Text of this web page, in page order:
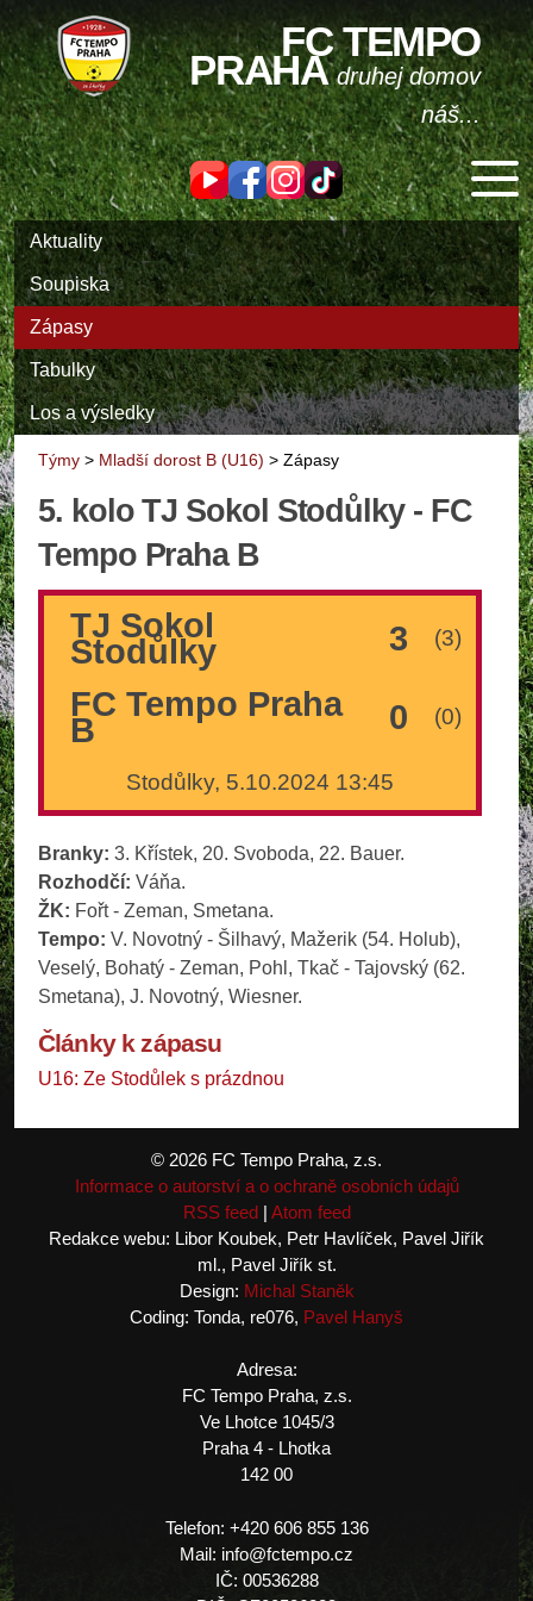
FC TEMPO
PRAHAdruhej domov
náš...
Aktuality
Soupiska
Zápasy
Tabulky
Los a výsledky
Týmy > Mladší dorost B (U16) > Zápasy
5. kolo TJ Sokol Stodůlky - FC
Tempo Praha B
TJ Sokol
Stodůlky 3 (3)
FC Tempo Praha
B 0 (0)
Stodůlky, 5.10.2024 13:45
Branky: 3. Křístek, 20. Svoboda, 22. Bauer.
Rozhodčí: Váňa.
ŽK: Fořt - Zeman, Smetana.
Tempo: V. Novotný - Šilhavý, Mažerik (54. Holub),
Veselý, Bohatý - Zeman, Pohl, Tkač - Tajovský (62.
Smetana), J. Novotný, Wiesner.
Články k zápasu
U16: Ze Stodůlek s prázdnou
© 2026 FC Tempo Praha, z.s.
Informace o autorství a o ochraně osobních údajů
RSS feed| Atom feed
Redakce webu: Libor Koubek, Petr Havlíček, Pavel Jiřík
ml., Pavel Jiřík st.
Design: Michal Staněk
Coding: Tonda, re076, Pavel Hanyš
Adresa:
FC Tempo Praha, z.s.
Ve Lhotce 1045/3
Praha 4 - Lhotka
142 00
Telefon: +420 606 855 136
Mail: info@fctempo.cz
IČ: 00536288